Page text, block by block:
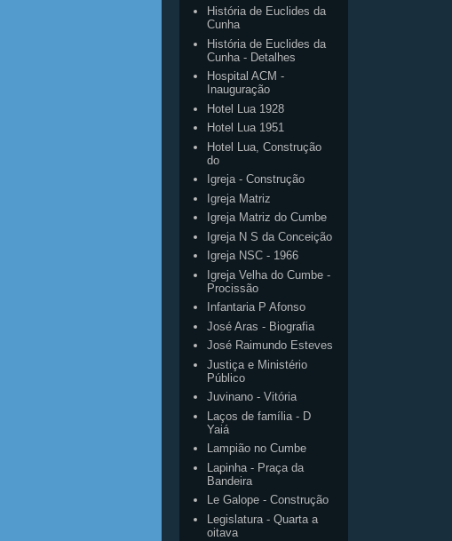
História de Euclides da
Cunha
História de Euclides da
Cunha - Detalhes
Hospital ACM -
Inauguração
Hotel Lua 1928
Hotel Lua 1951
Hotel Lua, Construção
do
Igreja - Construção
Igreja Matriz
Igreja Matriz do Cumbe
Igreja N S da Conceição
Igreja NSC - 1966
Igreja Velha do Cumbe -
Procissão
Infantaria P Afonso
José Aras - Biografia
José Raimundo Esteves
Justiça e Ministério
Público
Juvinano - Vitória
Laços de família - D
Yaiá
Lampião no Cumbe
Lapinha - Praça da
Bandeira
Le Galope - Construção
Legislatura - Quarta a
oitava